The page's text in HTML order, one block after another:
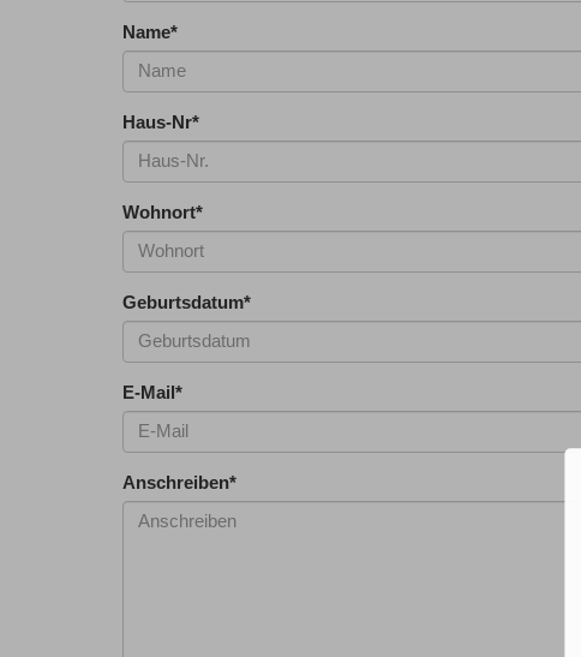
Name*
Haus-Nr*
Wohnort*
Geburtsdatum*
E-Mail *
Anschreiben*